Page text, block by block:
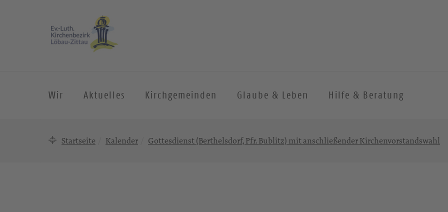
Wir Aktuelles Kirchgemeinden Glaube & Leben Hilfe & Beratung
Startseite Kalender Gottesdienst (Berthelsdorf, Pfr. Bublitz) mit anschließender Kirchenvorstandswahl